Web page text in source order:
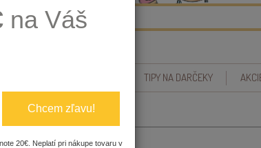
TIPY NA DARČEKY
na Váš
Chcem zľavu!
20€. Neplatí pri nákupe tovaru v